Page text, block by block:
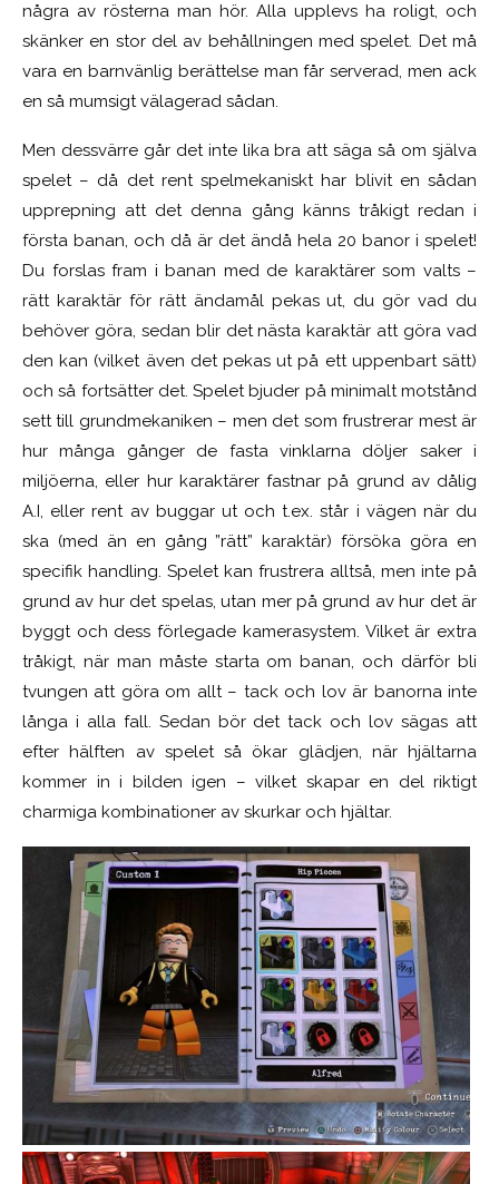
några av rösterna man hör. Alla upplevs ha roligt, och
skänker en stor del av behållningen med spelet. Det må
vara en barnvänlig berättelse man får serverad, men ack
en så mumsigt välagerad sådan.
Men dessvärre går det inte lika bra att säga så om själva
spelet – då det rent spelmekaniskt har blivit en sådan
upprepning att det denna gång känns tråkigt redan i
första banan, och då är det ändå hela 20 banor i spelet!
Du forslas fram i banan med de karaktärer som valts –
rätt karaktär för rätt ändamål pekas ut, du gör vad du
behöver göra, sedan blir det nästa karaktär att göra vad
den kan (vilket även det pekas ut på ett uppenbart sätt)
och så fortsätter det. Spelet bjuder på minimalt motstånd
sett till grundmekaniken – men det som frustrerar mest är
hur många gånger de fasta vinklarna döljer saker i
miljöerna, eller hur karaktärer fastnar på grund av dålig
A.I, eller rent av buggar ut och t.ex. står i vägen när du
ska (med än en gång ”rätt” karaktär) försöka göra en
specifik handling. Spelet kan frustrera alltså, men inte på
grund av hur det spelas, utan mer på grund av hur det är
byggt och dess förlegade kamerasystem. Vilket är extra
tråkigt, när man måste starta om banan, och därför bli
tvungen att göra om allt – tack och lov är banorna inte
långa i alla fall. Sedan bör det tack och lov sägas att
efter hälften av spelet så ökar glädjen, när hjältarna
kommer in i bilden igen – vilket skapar en del riktigt
charmiga kombinationer av skurkar och hjältar.